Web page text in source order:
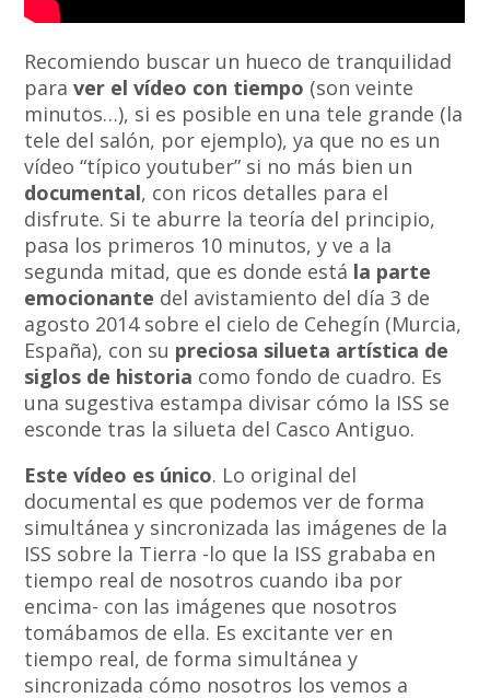
Recomiendo buscar un hueco de tranquilidad
paraver el vídeo con tiempo (son veinte
minutos…), si es posible en una tele grande (la
tele del salón, por ejemplo), ya que no es un
vídeo “típico youtuber” si no más bien un
documental, con ricos detalles para el
disfrute. Si te aburre la teoría del principio,
pasa los primeros 10 minutos, y ve a la
segunda mitad, que es donde está la parte
emocionante del avistamiento del día 3 de
agosto 2014 sobre el cielo de Cehegín (Murcia,
España), con su preciosa silueta artística de
siglos de historia como fondo de cuadro. Es
una sugestiva estampa divisar cómo la ISS se
esconde tras la silueta del Casco Antiguo.
Este vídeo es único. Lo original del
documental es que podemos ver de forma
simultánea y sincronizada las imágenes de la
ISS sobre la Tierra -lo que la ISS grababa en
tiempo real de nosotros cuando iba por
encima- con las imágenes que nosotros
tomábamos de ella. Es excitante ver en
tiempo real, de forma simultánea y
sincronizada cómo nosotros los vemos a